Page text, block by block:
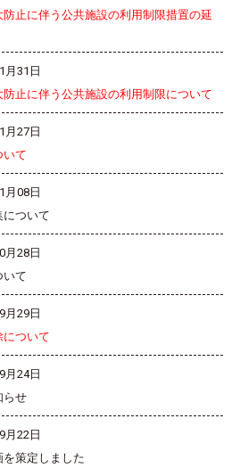
止に伴う公共施設の利用制限措置の延
月31日
止に伴う公共施設の利用制限について
月27日
いて
月08日
ついて
月28日
いて
月29日
ついて
月24日
らせ
月22日
策定しました